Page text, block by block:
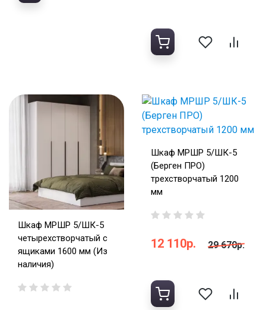
Шкаф МРШР 5/ШК-5
четырехстворчатый с
ящиками 1600 мм (Из
наличия)
Шкаф МРШР 5/ШК-5
(Берген ПРО)
трехстворчатый 1200
мм
12 110р. 29 670р.